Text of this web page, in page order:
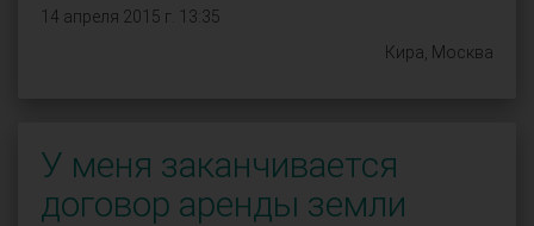
14 апреля 2015 г. 13:35
Кира, Москва
У меня заканчивается
договор аренды земли